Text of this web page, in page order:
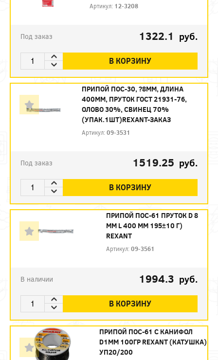
Артикул: 12-3208
Под заказ 1322.1 руб.
В КОРЗИНУ
ПРИПОЙ ПОС-30, ?8ММ, ДЛИНА
400ММ, ПРУТОК ГОСТ 21931-76,
ОЛОВО 30%, СВИНЕЦ 70%
(УПАК.1ШТ)REXANT-ЗАКАЗ
Артикул:09-3531
Под заказ 1519.25 руб.
В КОРЗИНУ
ПРИПОЙ ПОС-61 ПРУТОК D 8
ММ L 400 ММ 195±10 Г)
REXANT
Артикул:09-3561
В наличии 1994.3 руб.
В КОРЗИНУ
ПРИПОЙ ПОС-61 С КАНИФОЛ
D1ММ 100ГР REXANT (КАТУШКА)
УП20/200